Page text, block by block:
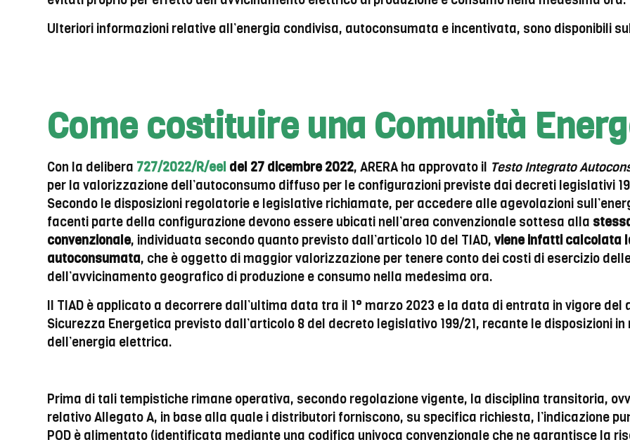
Ulteriori informazioni relative all’energia condivisa, autoconsumata e incentivata, sono disponibili
Come costituire una Comunità
Con la delibera 727/2022/R/eel del 27 dicembre 2022, ARERA ha approvato il Testo Integrato
per la valorizzazione dell’autoconsumo diffuso per le configurazioni previste dai decreti legislativi
Secondo le disposizioni regolatorie e legislative richiamate, per accedere alle agevolazioni
facenti parte della configurazione devono essere ubicati nell’area convenzionale sottesa alla
convenzionale, individuata secondo quanto previsto dall’articolo 10 del TIAD, viene infatti calcolata
autoconsumata, che è oggetto di maggior valorizzazione per tenere conto dei costi di esercizio
dell’avvicinamento geografico di produzione e consumo nella medesima ora.
Il TIAD è applicato a decorrere dall’ultima data tra il 1° marzo 2023 e la data di entrata in vigore del
Sicurezza Energetica previsto dall’articolo 8 del decreto legislativo 199/21, recante le disposizioni
dell’energia elettrica.
Prima di tali tempistiche rimane operativa, secondo regolazione vigente, la disciplina transitoria,
relativo Allegato A, in base alla quale i distributori forniscono, su specifica richiesta, l’indicazione
POD è alimentato (identificata mediante una codifica univoca convenzionale che ne garantisce la